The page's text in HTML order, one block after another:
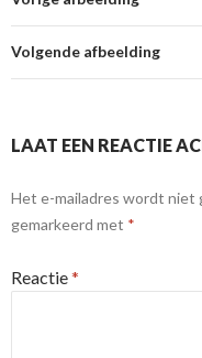
Volgende afbeelding
LAAT EEN REACTIE
Het e-mailadres wordt niet
gemarkeerd met *
Reactie*